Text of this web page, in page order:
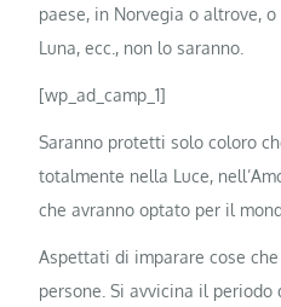
paese, in Norvegia o altrove,
Luna, ecc., non lo saranno.
[wp_ad_camp_1]
Saranno protetti solo coloro
totalmente nella Luce,
che avranno optato per il
Aspettati di imparare cose
persone. Si avvicina il periodo